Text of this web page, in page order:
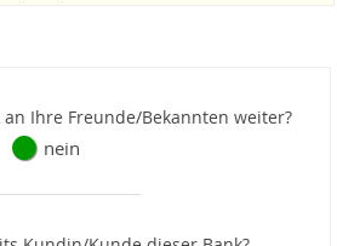
Ihre Freunde/Bekannten weiter?
nein